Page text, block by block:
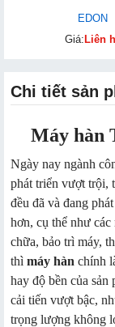
EDON
Giá: Liên
Chi tiết sản
Máy hàn
Ngày nay ngành
phát triển vượt trội,
đều đã và đang
hơn, cụ thể như
chữa, bảo trì máy,
thì máy hàn chính
hay độ bền của
cải tiến vượt bậc,
trọng lượng không